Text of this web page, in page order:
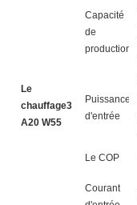
Le
chauffage3
A20 W55
Capacité
de
production
Puissance
d'entrée
Le COP
Courant